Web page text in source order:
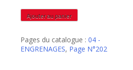
quantité
de
Ajouter au panier
Pages du catalogue :04 -
ENGRENAGES, Page N°202